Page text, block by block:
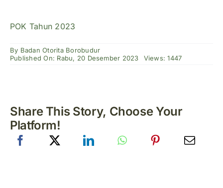
POK Tahun 2023
By Badan Otorita Borobudur
Published On: Rabu, 20 Desember 2023
Views: 1447
Share This Story, Choose Your
Platform!